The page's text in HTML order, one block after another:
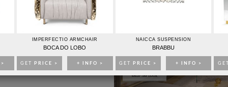
IMPERFECTIO ARMCHAIR
BOCA DO LOBO
GET PRICE > + INFO >
NAICCA SUSPENSION
BRABBU
GET PRICE > + INFO >
PUBLICIDAD